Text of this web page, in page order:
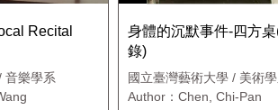
Recital
音樂學系
身體的沉默事件-四方
錄)
國立臺灣藝術大學 / 美術
Author：Chen, Chi-Pan